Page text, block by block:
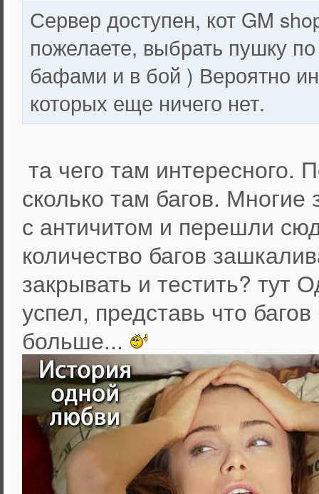
Сервер доступен, кот GM
пожелаете, выбрать пушку
бафами и в бой ) Вероятно
которых еще ничего нет.
та чего там интересного.
сколько там багов.
с античитом и перешли
количество багов
закрывать и тестить? тут
успел, представь что
больше...